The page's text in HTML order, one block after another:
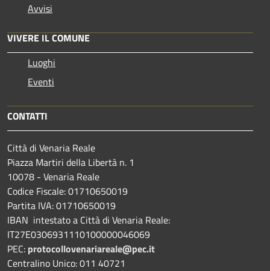
Avvisi
VIVERE IL COMUNE
Luoghi
Eventi
CONTATTI
Città di Venaria Reale
Piazza Martiri della Libertà n. 1
10078 - Venaria Reale
Codice Fiscale: 01710650019
Partita IVA: 01710650019
IBAN intestato a Città di Venaria Reale:
IT27E0306931110100000046069
PEC: protocollovenariareale@pec.it
Centralino Unico: 011 40721